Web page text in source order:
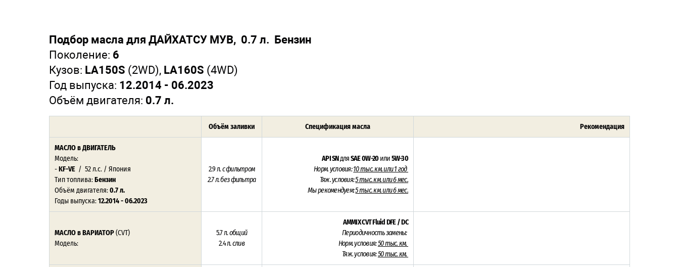
Подбор масла для ДАЙХАТСУ МУВ, 0.7 л. Бензин
Поколение: 6
Кузов: LA150S (2WD), LA160S (4WD)
Год выпуска: 12.2014 - 06.2023
Объём двигателя: 0.7 л.
Объём заливки Спецификация масла Рекомендация
МАСЛО в ДВИГАТЕЛЬ
Модель:
-KF-VE / 52 л.с. / Япония
Тип топлива:Бензин
Объём двигателя:0.7 л.
Годы выпуска:12.2014 - 06.2023
2.9 л.с фильтром
2.7 л. без фильтра
API SNдляSAE 0W-20 или5W-30
Норм. условия:10тыс. км. или 1 год
Тяж. условия:5тыс. км. или 6 мес.
Мы рекомендуем:5 тыс. км. или 6 мес.
МАСЛО в ВАРИАТОР(CVT)
Модель:
5.7 л.общий
2.4 л.слив
AMMIX CVT Fluid DFE / DC
Периодичность замены:
Норм. условия:50 тыс. км.
Тяж. условия:50 тыс. км.